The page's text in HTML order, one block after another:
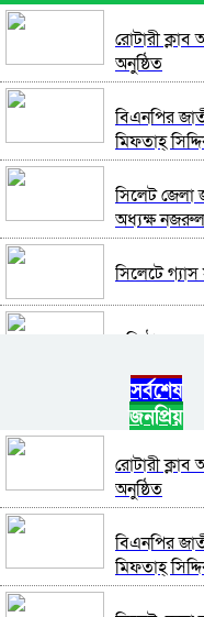
রোটারী ক্লাব
অনুষ্ঠিত
বিএনপির
মিফতাহ্
সিলেট জেলা
অধ্যক্ষ
সিলেটে
প্রতিষ্ঠার
জেলা
সিলেট
ধরিত্রী
কর্মসূচি পালন
সর্বশেষ
জনপ্রিয়
রোটারী ক্লাব
অনুষ্ঠিত
বিএনপির
মিফতাহ্